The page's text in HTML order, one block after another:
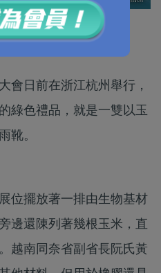
玉米香！//
會日前在浙江杭州舉行，
綠色禮品，就是一雙以玉
靴。
位擺放著一排由生物基材
邊還陳列著幾根玉米，直
越南同奈省副省長阮氏黃